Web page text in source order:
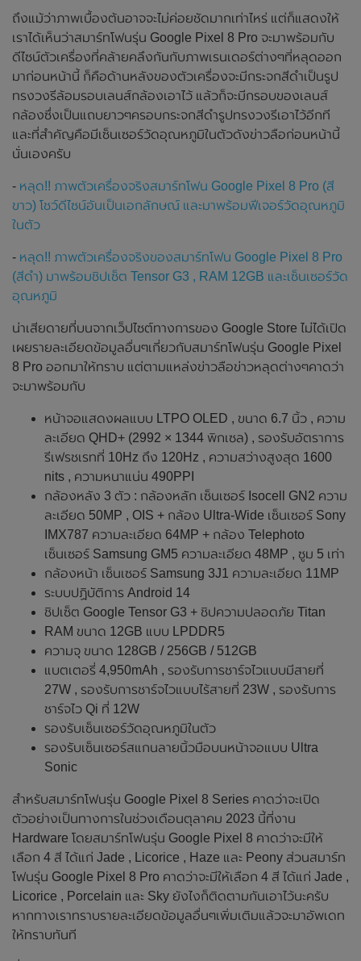
ถึงแม้ว่าภาพเบื้องต้นอาจจะไม่ค่อยชัดมากเท่าไหร่ แต่ก็แสดงให้
เราได้เห็นว่าสมาร์ทโฟนรุ่น Google Pixel 8 Pro จะมาพร้อมกับ
ดีไซน์ตัวเครื่องที่คล้ายคลึงกันกับภาพเรนเดอร์ต่างๆที่หลุดออก
มาก่อนหน้านี้ ก็คือด้านหลังของตัวเครื่องจะมีกระจกสีดำเป็นรูป
ทรงวงรีล้อมรอบเลนส์กล้องเอาไว้ แล้วก็จะมีกรอบของเลนส์
กล้องซึ่งเป็นแถบยาวๆครอบกระจกสีดำรูปทรงวงรีเอาไว้อีกที
และที่สำคัญคือมีเซ็นเซอร์วัดอุณหภูมิในตัวดังข่าวลือก่อนหน้านี้
นั่นเองครับ
- หลุด!! ภาพตัวเครื่องจริงสมาร์ทโฟน Google Pixel 8 Pro (สี
ขาว) โชว์ดีไซน์อันเป็นเอกลักษณ์ และมาพร้อมฟีเจอร์วัดอุณหภูมิ
ในตัว
- หลุด!! ภาพตัวเครื่องจริงของสมาร์ทโฟน Google Pixel 8 Pro
(สีดำ) มาพร้อมชิปเซ็ต Tensor G3 , RAM 12GB และเซ็นเซอร์วัด
อุณหภูมิ
น่าเสียดายที่บนจากเว็ปไซต์ทางการของ Google Store ไม่ได้เปิด
เผยรายละเอียดข้อมูลอื่นๆเกี่ยวกับสมาร์ทโฟนรุ่น Google Pixel
8 Pro ออกมาให้ทราบ แต่ตามแหล่งข่าวลือข่าวหลุดต่างๆคาดว่า
จะมาพร้อมกับ
หน้าจอแสดงผลแบบ LTPO OLED , ขนาด 6.7 นิ้ว , ความ
ละเอียด QHD+ (2992 × 1344 พิกเซล) , รองรับอัตราการ
รีเฟรชเรทที่ 10Hz ถึง 120Hz , ความสว่างสูงสุด 1600
nits , ความหนาแน่น 490PPI
กล้องหลัง 3 ตัว : กล้องหลัก เซ็นเซอร์ Isocell GN2 ความ
ละเอียด 50MP , OIS + กล้อง Ultra-Wide เซ็นเซอร์ Sony
IMX787 ความละเอียด 64MP + กล้อง Telephoto
เซ็นเซอร์ Samsung GM5 ความละเอียด 48MP , ซูม 5 เท่า
กล้องหน้า เซ็นเซอร์ Samsung 3J1 ความละเอียด 11MP
ระบบปฏิบัติการ Android 14
ชิปเซ็ต Google Tensor G3 + ชิปความปลอดภัย Titan
RAM ขนาด 12GB แบบ LPDDR5
ความจุ ขนาด 128GB / 256GB / 512GB
แบตเตอรี่ 4,950mAh , รองรับการชาร์จไวแบบมีสายที่
27W , รองรับการชาร์จไวแบบไร้สายที่ 23W , รองรับการ
ชาร์จไว Qi ที่ 12W
รองรับเซ็นเซอร์วัดอุณหภูมิในตัว
รองรับเซ็นเซอร์สแกนลายนิ้วมือบนหน้าจอแบบ Ultra
Sonic
สำหรับสมาร์ทโฟนรุ่น Google Pixel 8 Series คาดว่าจะเปิด
ตัวอย่างเป็นทางการในช่วงเดือนตุลาคม 2023 นี้ที่งาน
Hardware โดยสมาร์ทโฟนรุ่น Google Pixel 8 คาดว่าจะมีให้
เลือก 4 สี ได้แก่ Jade , Licorice , Haze และ Peony ส่วนสมาร์ท
โฟนรุ่น Google Pixel 8 Pro คาดว่าจะมีให้เลือก 4 สี ได้แก่ Jade ,
Licorice , Porcelain และ Sky ยังไงก็ติดตามกันเอาไว้นะครับ
หากทางเราทราบรายละเอียดข้อมูลอื่นๆเพิ่มเติมแล้วจะมาอัพเดท
ให้ทราบทันที